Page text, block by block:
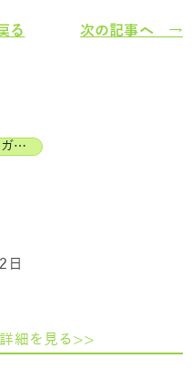
る 次の記事へ →
JAHA認定リトル＆キッズヨガインストラクター
日
詳細を見る>>